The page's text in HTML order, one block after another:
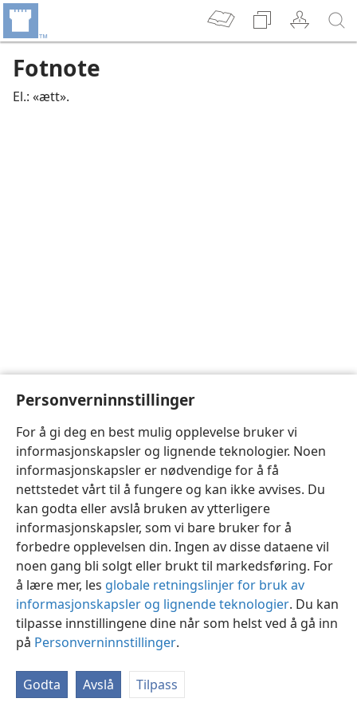
Personverninnstillinger
For å gi deg en best mulig opplevelse bruker vi
informasjonskapsler og lignende teknologier. Noen
informasjonskapsler er nødvendige for å få
nettstedet vårt til å fungere og kan ikke avvises. Du
kan godta eller avslå bruken av ytterligere
informasjonskapsler, som vi bare bruker for å
forbedre opplevelsen din. Ingen av disse dataene vil
noen gang bli solgt eller brukt til markedsføring. For
å lære mer, les globale retningslinjer for bruk av
informasjonskapsler og lignende teknologier. Du kan
tilpasse innstillingene dine når som helst ved å gå inn
på Personverninnstillinger.
Godta Avslå Tilpass
Fotnote
El.: «ætt».
Norsk Innstillinger
Copyright© 2026 Watch Tower Bible and Tract Society of Pennsylvania
Personvern Personverninnstillinger